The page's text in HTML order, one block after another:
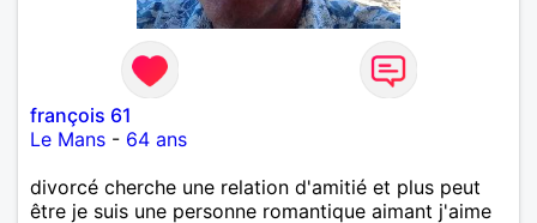
françois 61
Le Mans - 64 ans
divorcé cherche une relation d'amitié et plus peut
être je suis une personne romantique aimant j'aime